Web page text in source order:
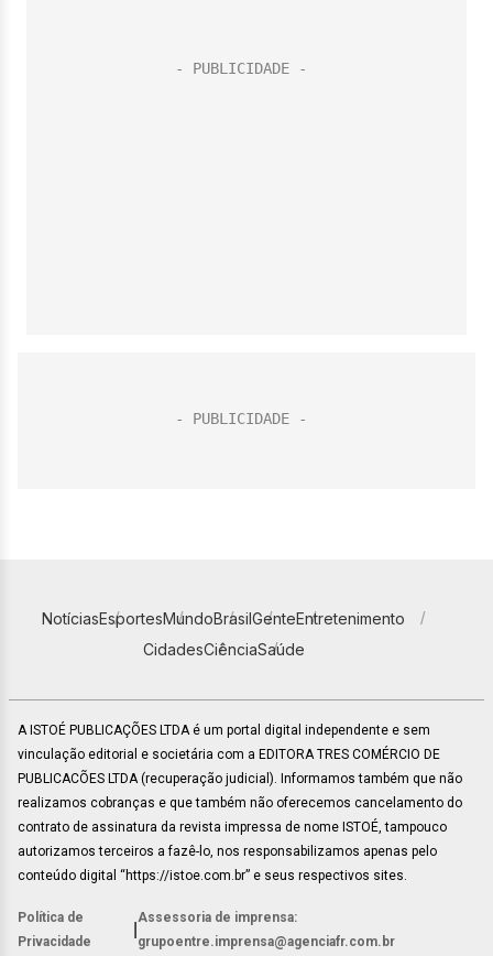
NotíciasEsportesMundoBrasilGenteEntretenimento
CidadesCiênciaSaúde
A ISTOÉ PUBLICAÇÕES LTDA é um portal digital independente e sem
vinculação editorial e societária com a EDITORA TRES COMÉRCIO DE
PUBLICACÕES LTDA (recuperação judicial). Informamos também que não
realizamos cobranças e que também não oferecemos cancelamento do
contrato de assinatura da revista impressa de nome ISTOÉ, tampouco
autorizamos terceiros a fazê-lo, nos responsabilizamos apenas pelo
conteúdo digital “https://istoe.com.br” e seus respectivos sites.
Política de
Privacidade
Assessoria de imprensa:
grupoentre.imprensa@agenciafr.com.br